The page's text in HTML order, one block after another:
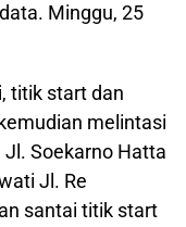
Minggu, 25
titik start dan
melintasi
Soekarno Hatta
Jl. Re
santai titik start